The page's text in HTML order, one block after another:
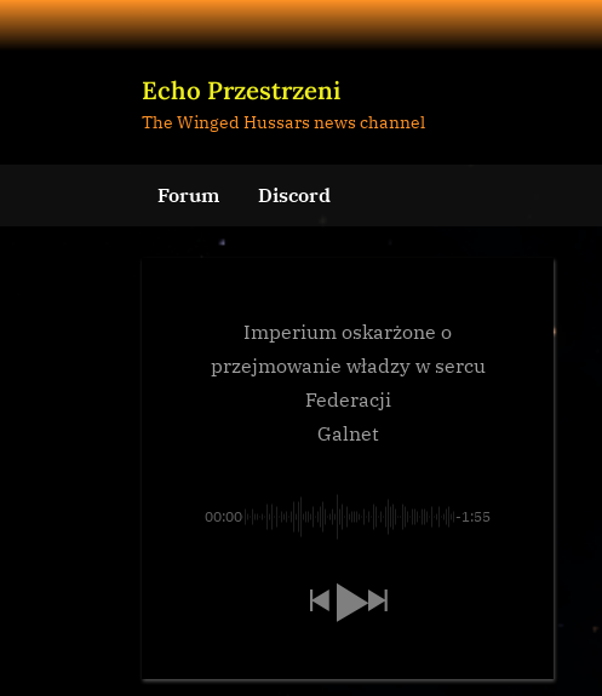
Skip
to
Echo Przestrzeni
The Winged Hussars news channel
Forum Discord
Imperium oskarżone o
przejmowanie władzy w sercu
Federacji
Galnet
00:00 -1:55